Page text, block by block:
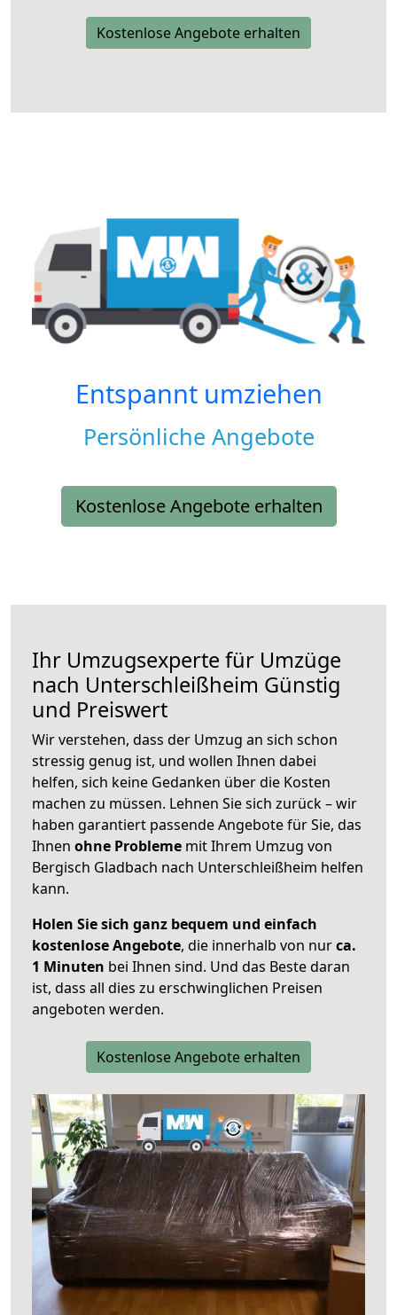
Kostenlose Angebote erhalten
Entspannt umziehen
Persönliche Angebote
Kostenlose Angebote erhalten
Ihr Umzugsexperte für Umzüge
nach Unterschleißheim Günstig
und Preiswert
Wir verstehen, dass der Umzug an sich schon
stressig genug ist, und wollen Ihnen dabei
helfen, sich keine Gedanken über die Kosten
machen zu müssen. Lehnen Sie sich zurück – wir
haben garantiert passende Angebote für Sie, das
Ihnen ohne Probleme mit Ihrem Umzug von
Bergisch Gladbach nach Unterschleißheim helfen
kann.
Holen Sie sich ganz bequem und einfach
kostenlose Angebote, die innerhalb von nurca.
1 Minuten bei Ihnen sind. Und das Beste daran
ist, dass all dies zu erschwinglichen Preisen
angeboten werden.
Kostenlose Angebote erhalten